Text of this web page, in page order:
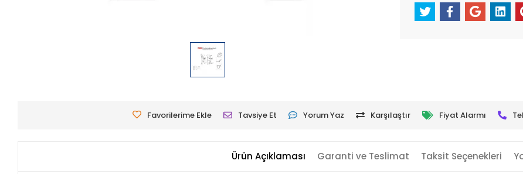
Favorilerime Ekle Tavsiye Et Yorum Yaz Karşılaştır Fiyat Alarmı
Ürün Açıklaması Garanti ve Teslimat Taksit Seçenekleri